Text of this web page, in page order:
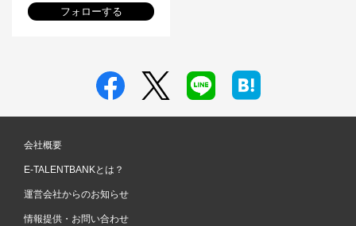
フォローする
会社概要
E-TALENTBANKとは？
運営会社からのお知らせ
情報提供・お問い合わせ